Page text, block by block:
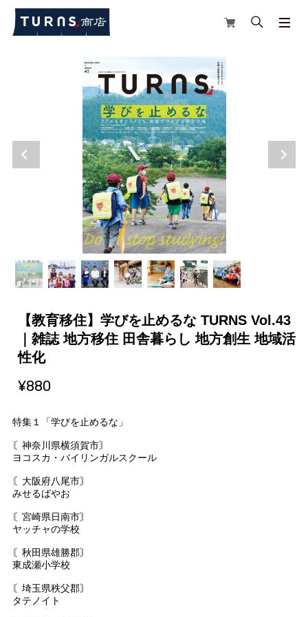
【教育移住】学びを止めるな TURNS Vol.43
｜雑誌 地方移住 田舎暮らし 地方創生 地域活
性化
¥880
特集１「学びを止めるな」
〘神奈川県横須賀市〙
ヨコスカ・バイリンガルスクール
〘大阪府八尾市〙
みせるばやお
〘宮崎県日南市〙
ヤッチャの学校
〘秋田県雄勝郡〙
東成瀬小学校
〘埼玉県秩父郡〙
タテノイト